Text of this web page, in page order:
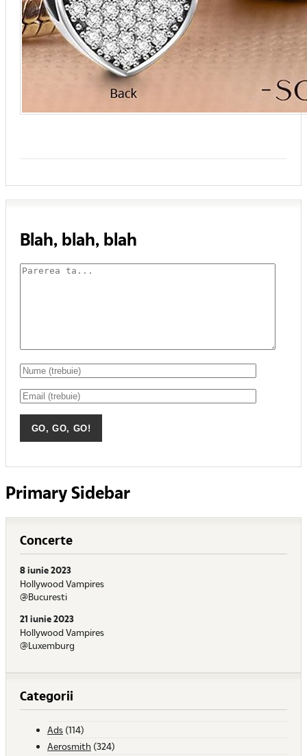
Blah, blah, blah
Primary Sidebar
Concerte
8 iunie 2023
Hollywood Vampires
@Bucuresti
21 iunie 2023
Hollywood Vampires
@Luxemburg
Categorii
Ads (114)
Aerosmith (324)